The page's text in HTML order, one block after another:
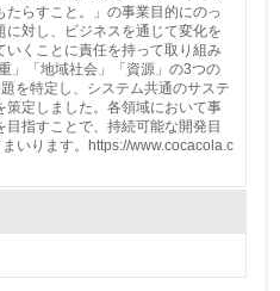
関する現状の数値や目標
み
30.
面・社会面の取り組み
らすこと。」の事業目的にのっ
に対し、ビジネスを通じて変化を
いくことに責任を持って取り組み
」「地域社会」「資源」の3つの
を特定し、システム共通のサステ
策定しました。各領域において事
指すことで、持続可能な開発目
いります。https://www.cocacola.c